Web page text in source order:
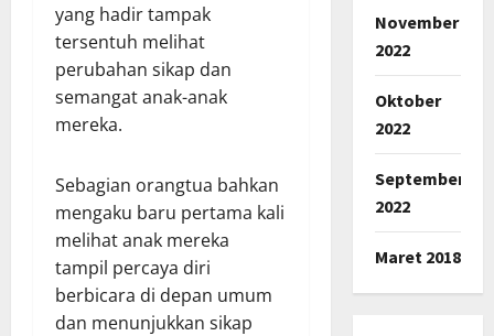
yang hadir tampak
tersentuh melihat
perubahan sikap dan
semangat anak-anak
mereka.
Sebagian orangtua bahkan
mengaku baru pertama kali
melihat anak mereka
tampil percaya diri
berbicara di depan umum
dan menunjukkan sikap
November
2022
Oktober
2022
September
2022
Maret 2018